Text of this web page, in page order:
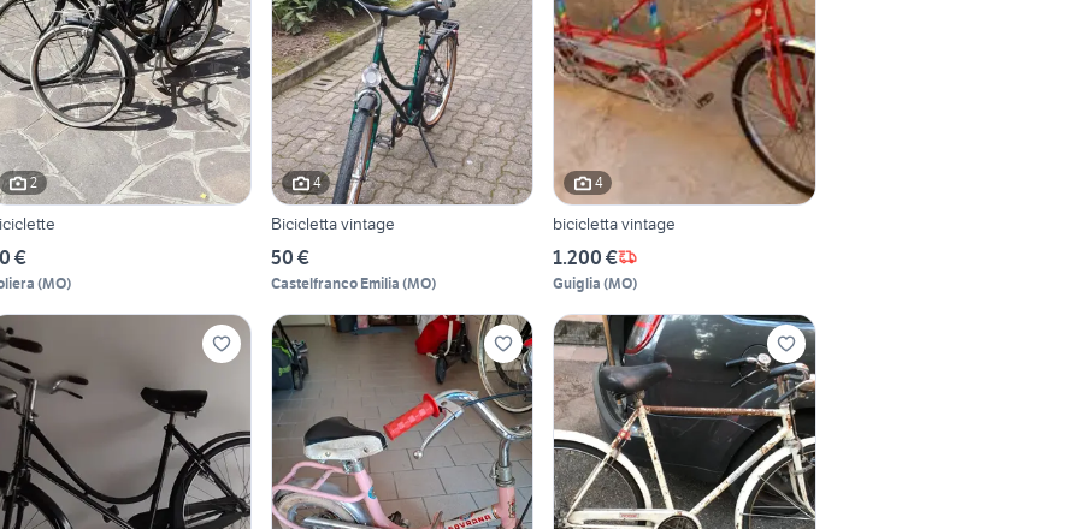
2
€
(MO)
4
Bicicletta vintage
50 €
Castelfranco Emilia (MO)
4
bicicletta vintage
1.200 €
Guiglia (MO)